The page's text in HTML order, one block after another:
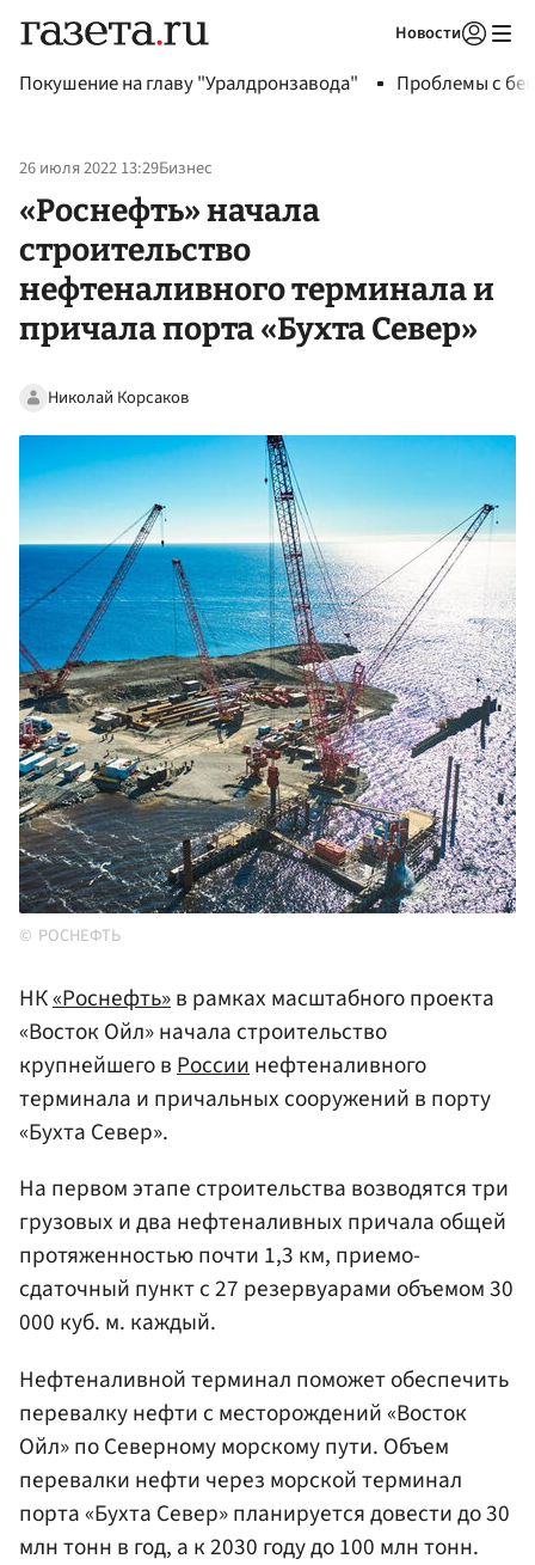
Новости
Покушение на главу "Уралдронзавода" Проблемы с
26 июля 2022 13:29Бизнес
«Роснефть» начала
строительство
нефтеналивного терминала и
причала порта «Бухта Север»
Николай Корсаков
РОСНЕФТЬ
НК«Роснефть»в рамках масштабного проекта
«Восток Ойл» начала строительство
крупнейшего вРоссиинефтеналивного
терминала и причальных сооружений в порту
«Бухта Север».
На первом этапе строительства возводятся три
грузовых и два нефтеналивных причала общей
протяженностью почти 1,3 км, приемо-
сдаточный пункт с 27 резервуарами объемом 30
000 куб. м. каждый.
Нефтеналивной терминал поможет обеспечить
перевалку нефти с месторождений «Восток
Ойл» по Северному морскому пути. Объем
перевалки нефти через морской терминал
порта «Бухта Север» планируется довести до 30
млн тонн в год, а к 2030 году до 100 млн тонн.